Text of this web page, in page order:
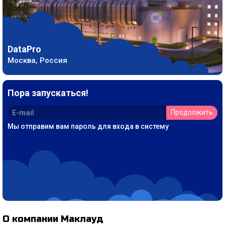
DataPro
Москва, Россия
Пора запускаться!
Продолжить
Мы отправим вам пароль для входа в систему
О компании Маклауд